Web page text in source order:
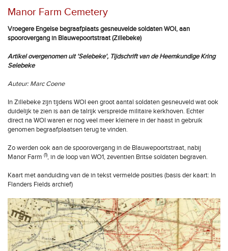
Manor Farm Cemetery
Vroegere Engelse begraafplaats gesneuvelde soldaten WOI, aan
spoorovergang in Blauwepoortstraat (Zillebeke)
Artikel overgenomen uit 'Selebeke', Tijdschrift van de Heemkundige Kring
Selebeke
Auteur: Marc Coene
In Zillebeke zijn tijdens WOI een groot aantal soldaten gesneuveld wat ook
duidelijk te zien is aan de talrijk verspreide militaire kerkhoven. Echter
direct na WOI waren er nog veel meer kleinere in der haast in gebruik
genomen begraafplaatsen terug te vinden.
Zo werden ook aan de spoorovergang in de Blauwepoortstraat, nabij
Manor Farm (1), in de loop van WO1, zeventien Britse soldaten begraven.
Kaart met aanduiding van de in tekst vermelde posities (basis der kaart: In
Flanders Fields archief)